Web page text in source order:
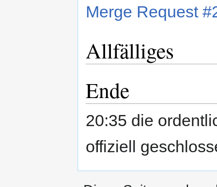
Merge Request
Allfälliges
Ende
20:35 die
offiziell